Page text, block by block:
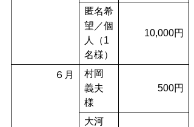
匿名希
望／個
人（1
名様）
10,000円
６月
村岡
義夫
様
500円
大河